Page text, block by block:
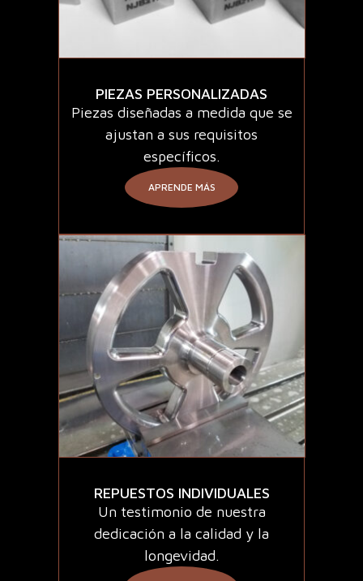
PIEZAS PERSONALIZADAS
Piezas diseñadas a medida que se
ajustan a sus requisitos
específicos.
APRENDE MÁS
REPUESTOS INDIVIDUALES
Un testimonio de nuestra
dedicación a la calidad y la
longevidad.